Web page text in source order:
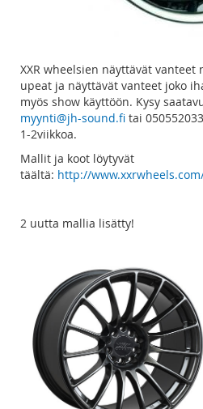
XXR wheelsien näyttävät vanteet
upeat ja näyttävät vanteet joko
myös show käyttöön. Kysy
myynti@jh-sound.fi tai
1-2viikkoa.
Mallit ja koot löytyvät
täältä: http://
2 uutta mallia lisätty!